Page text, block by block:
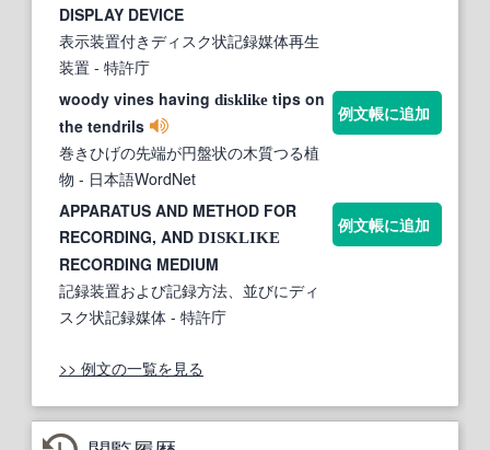
DISPLAY DEVICE
表示装置付きディスク状記録媒体再生
装置 - 特許庁
woody vines having disklike tips on
the tendrils
巻きひげの先端が円盤状の木質つる植
物 - 日本語WordNet
例文帳に追加
APPARATUS AND METHOD FOR
RECORDING, AND DISKLIKE
RECORDING MEDIUM
記録装置および記録方法、並びにディ
スク状記録媒体 - 特許庁
例文帳に追加
>> 例文の一覧を見る